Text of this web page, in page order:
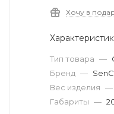
Хочу в
Тип товара —
Бренд —
Вес изделия —
Габариты —